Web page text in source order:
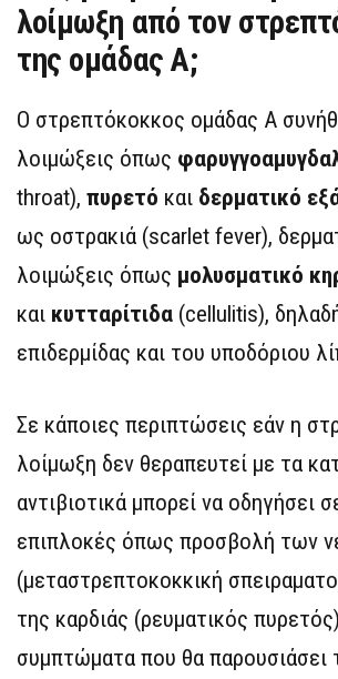
λοίμωξη από τον
της ομάδας Α;
Ο στρεπτόκοκκος ομάδας Α
λοιμώξεις όπως
throat), πυρετό και δερματικό
ως οστρακιά (scarlet fever),
λοιμώξεις όπως μολυσματικό
και κυτταρίτιδα (cellulitis),
επιδερμίδας και του υποδόριου
Σε κάποιες περιπτώσεις εάν η
λοίμωξη δεν θεραπευτεί με τα
αντιβιοτικά μπορεί να οδηγήσει
επιπλοκές όπως προσβολή των
(μεταστρεπτοκοκκική
της καρδιάς (ρευματικός
συμπτώματα που θα παρουσιάσει